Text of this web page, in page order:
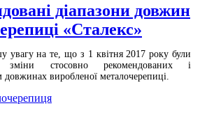
діапазони довжин
«Сталекс»
увагу на те, що з 1 квітня 2017 року були
стосовно рекомендованих і
довжинах виробленої металочерепиці.